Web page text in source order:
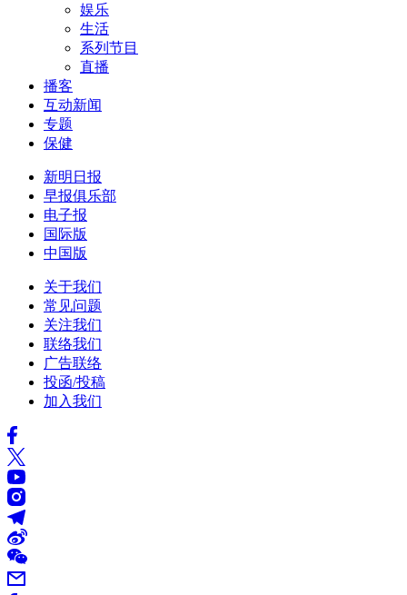
娱乐
生活
系列节目
直播
播客
互动新闻
专题
保健
新明日报
早报俱乐部
电子报
国际版
中国版
关于我们
常见问题
关注我们
联络我们
广告联络
投函/投稿
加入我们